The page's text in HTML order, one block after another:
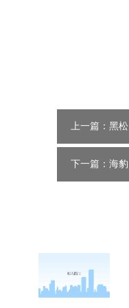
上一篇：黑松
下一篇：海豹